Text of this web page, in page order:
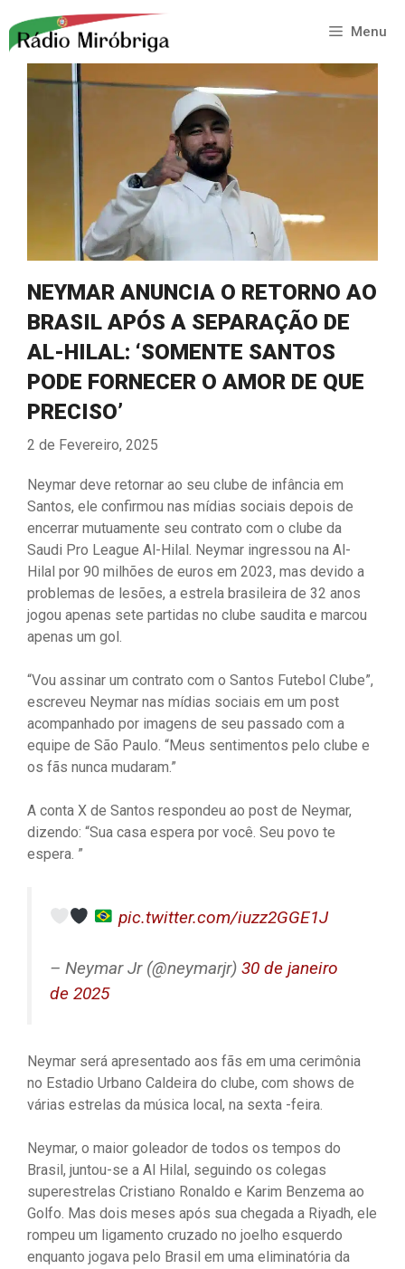
para
conteúdo
Menu
NEYMAR ANUNCIA O RETORNO AO
BRASIL APÓS A SEPARAÇÃO DE
AL-HILAL: ‘SOMENTE SANTOS
PODE FORNECER O AMOR DE QUE
PRECISO’
2 de Fevereiro, 2025
Neymar deve retornar ao seu clube de infância em
Santos, ele confirmou nas mídias sociais depois de
encerrar mutuamente seu contrato com o clube da
Saudi Pro League Al-Hilal. Neymar ingressou na Al-
Hilal por 90 milhões de euros em 2023, mas devido a
problemas de lesões, a estrela brasileira de 32 anos
jogou apenas sete partidas no clube saudita e marcou
apenas um gol.
“Vou assinar um contrato com o Santos Futebol Clube”,
escreveu Neymar nas mídias sociais em um post
acompanhado por imagens de seu passado com a
equipe de São Paulo. “Meus sentimentos pelo clube e
os fãs nunca mudaram.”
A conta X de Santos respondeu ao post de Neymar,
dizendo: “Sua casa espera por você. Seu povo te
espera. ”
pic.twitter.com/iuzz2GGE1J
– Neymar Jr (@neymarjr) 30 de janeiro
de 2025
Neymar será apresentado aos fãs em uma cerimônia
no Estadio Urbano Caldeira do clube, com shows de
várias estrelas da música local, na sexta -feira.
Neymar, o maior goleador de todos os tempos do
Brasil, juntou-se a Al Hilal, seguindo os colegas
superestrelas Cristiano Ronaldo e Karim Benzema ao
Golfo. Mas dois meses após sua chegada a Riyadh, ele
rompeu um ligamento cruzado no joelho esquerdo
enquanto jogava pelo Brasil em uma eliminatória da